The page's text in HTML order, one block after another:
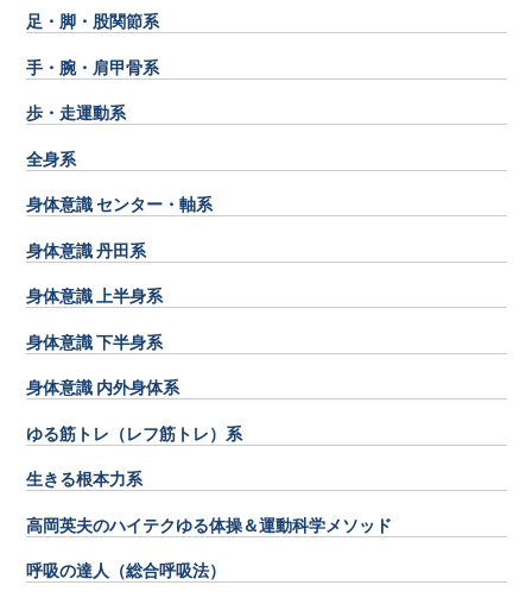
足・脚・股関節系
手・腕・肩甲骨系
歩・走運動系
全身系
身体意識 センター・軸系
身体意識 丹田系
身体意識 上半身系
身体意識 下半身系
身体意識 内外身体系
ゆる筋トレ（レフ筋トレ）系
生きる根本力系
高岡英夫のハイテクゆる体操＆運動科学メソッド
呼吸の達人（総合呼吸法）